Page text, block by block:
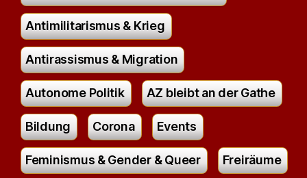
Antimilitarismus & Krieg
Antirassismus & Migration
Autonome Politik AZ bleibt an der Gathe
Bildung Corona Events
Feminismus & Gender & Queer Freiräume